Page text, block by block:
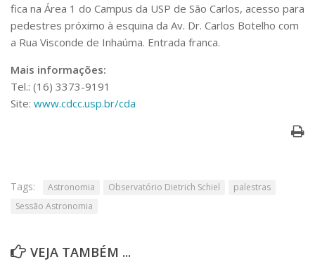
Segurança, Trânsito e Prevenção
RH, Administrativo e Financeiro
Outros serviços
Assessorias e Mídias
Aplicativos e Sites
Jornal da USP
fica na Área 1 do Campus da USP de São Carlos, acesso para
pedestres próximo à esquina da Av. Dr. Carlos Botelho com
a Rua Visconde de Inhaúma. Entrada franca.
Mais informações:
Tel.: (16) 3373-9191
Site: www.cdcc.usp.br/cda
Tags: Astronomia Observatório Dietrich Schiel
palestras
Sessão Astronomia
VEJA TAMBÉM ...